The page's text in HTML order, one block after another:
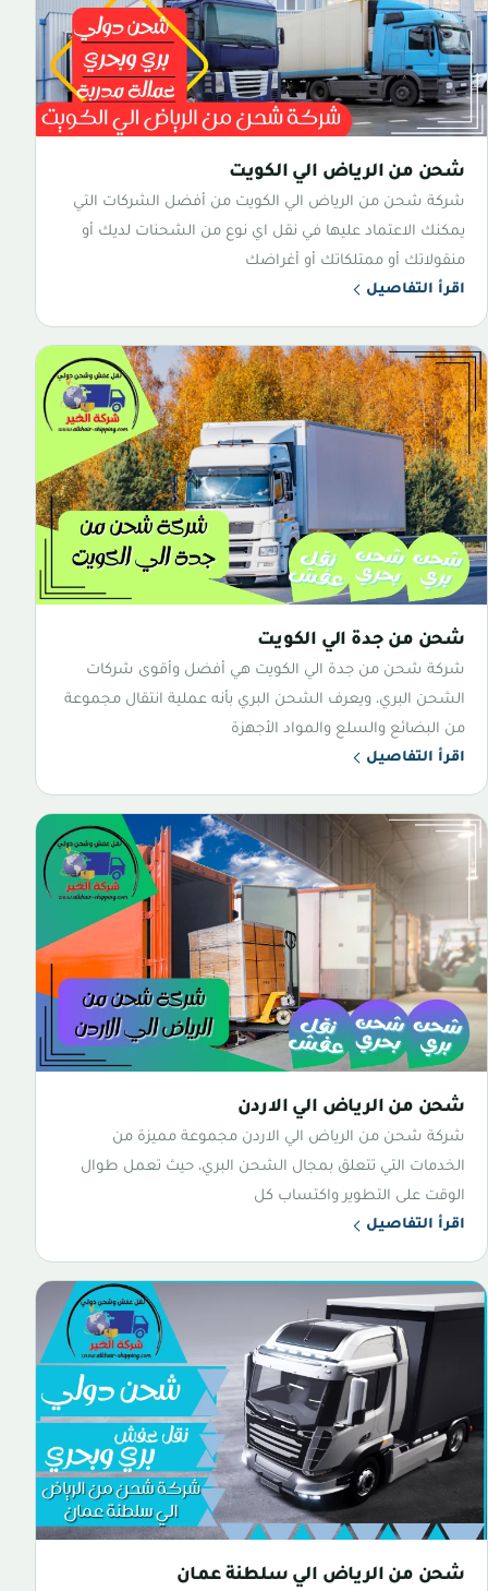
شحن من الرياض الي الكويت
شركة شحن من الرياض الي الكويت من أفضل الشركات التي
يمكنك الاعتماد عليها في نقل اي نوع من الشحنات لديك أو
منقولاتك أو ممتلكاتك أو أغراضك
اقرأ التفاصيل
شحن من جدة الي الكويت
شركة شحن من جدة الي الكويت هي أفضل وأقوى شركات
الشحن البري، ويعرف الشحن البري بأنه عملية انتقال مجموعة
من البضائع والسلع والمواد الأجهزة
اقرأ التفاصيل
شحن من الرياض الي الاردن
شركة شحن من الرياض الي الاردن مجموعة مميزة من
الخدمات التي تتعلق بمجال الشحن البري، حيث تعمل طوال
الوقت على التطوير واكتساب كل
اقرأ التفاصيل
شحن من الرياض الي سلطنة عمان